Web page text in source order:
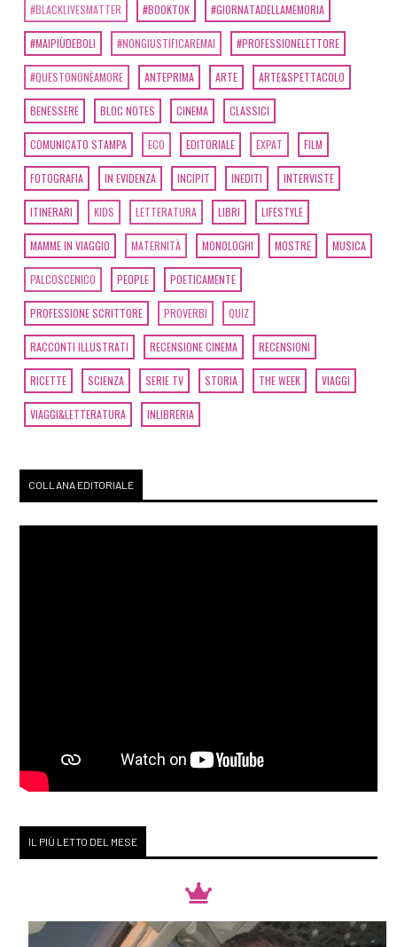
#BLACKLIVESMATTER #BOOKTOK #GIORNATADELLAMEMORIA
#MAIPIÙDEBOLI #NONGIUSTIFICAREMAI #PROFESSIONELETTORE
#QUESTONONÈAMORE ANTEPRIMA ARTE ARTE&SPETTACOLO
BENESSERE BLOC NOTES CINEMA CLASSICI
COMUNICATO STAMPA ECO EDITORIALE EXPAT FILM
FOTOGRAFIA IN EVIDENZA INCIPIT INEDITI INTERVISTE
ITINERARI KIDS LETTERATURA LIBRI LIFESTYLE
MAMME IN VIAGGIO MATERNITÀ MONOLOGHI MOSTRE MUSICA
PALCOSCENICO PEOPLE POETICAMENTE
PROFESSIONE SCRITTORE PROVERBI QUIZ
RACCONTI ILLUSTRATI RECENSIONE CINEMA RECENSIONI
RICETTE SCIENZA SERIE TV STORIA THE WEEK VIAGGI
VIAGGI&LETTERATURA INLIBRERIA
COLLANA EDITORIALE
IL PIÙ LETTO DEL MESE